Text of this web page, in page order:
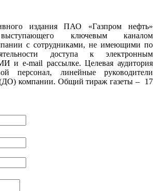
издания ПАО «Газпром нефть»
выступающего ключевым каналом
с сотрудниками, не имеющими по
доступа к электронным
и e-mail рассылке. Целевая аудитория
персонал, линейные руководители
компании. Общий тираж газеты – 17